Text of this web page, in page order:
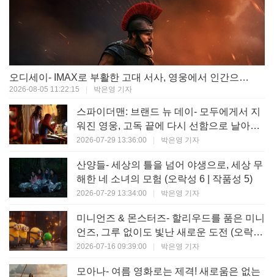
오디세이- IMAX로 부활한 고대 서사, 영웅에서 인간으로의 귀환 (오락성 9 | 작품성 9)
2026-08-05 11:22:15 박은영 기자
스파이더맨: 브랜드 뉴 데이- 모두에게서 지
워진 영웅, 고독 끝에 다시 선함으로 날아오
르다 (오락성 8 | 작품성 8)
2026-07-29 13:36:00 박은영 기자
산양들- 세상의 틀을 넘어 야생으로, 세상 무
해한 네 소녀의 모험 (오락성 6 | 작품성 5)
2026-07-29 13:34:00 박은영 기자
미니언즈 & 몬스터즈- 할리우드를 품은 미니
언즈, 그루 없이도 빛난 새로운 도전 (오락성
7 | 작품성 6)
2026-07-16 09:39:00 박은영 기자
모아나- 여름 영화로는 제격! 새로움은 없는